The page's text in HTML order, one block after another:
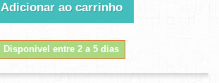
Adicionar ao carrinho
Disponivel entre 2 a 5 dias